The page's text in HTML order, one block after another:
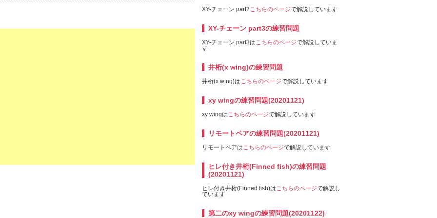
XY-チェーン part2こちらのページで解説しています
XY-チェーン part3の練習問題
XY-チェーン part3はこちらのページで解説していま
す
井桁(x wing)の練習問題
井桁(x wing)はこちらのページで解説しています
xy wingの練習問題(20201121)
xy wingはこちらのページで解説しています
リモートペアの練習問題(20201121)
リモートペアはこちらのページで解説しています
ヒレ付き井桁(Finned fish)の練習問題
(20201121)
ヒレ付き井桁(Finned fish)はこちらのページで解説し
ています
第二のxy wingの練習問題(20201122)